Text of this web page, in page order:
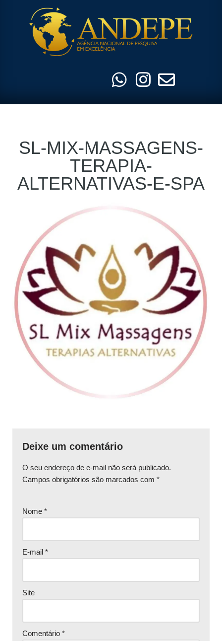
SL-MIX-MASSAGENS-
TERAPIA-
ALTERNATIVAS-E-SPA
Deixe um comentário
O seu endereço de e-mail não será publicado.
Campos obrigatórios são marcados com *
Nome *
E-mail *
Site
Comentário *